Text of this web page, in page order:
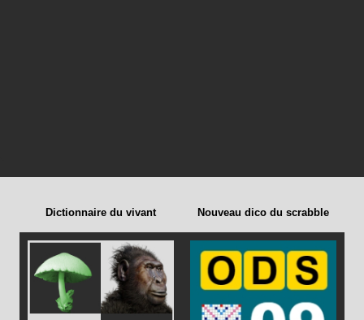
Dictionnaire du vivant Nouveau dico du scrabble